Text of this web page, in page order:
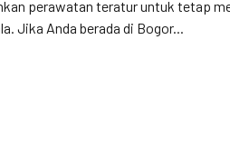
perawatan teratur untuk tetap
Jika Anda berada di Bogor...